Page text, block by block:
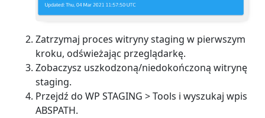
Zatrzymaj proces witryny staging w pierwszym
kroku, odświeżając przeglądarkę.
Zobaczysz uszkodzoną/niedokończoną witrynę
staging.
Przejdź do WP STAGING > Tools i wyszukaj wpis
ABSPATH.